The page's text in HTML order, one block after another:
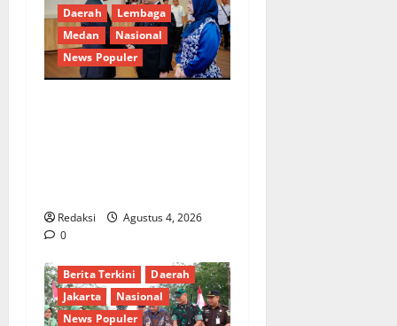
Daerah
Lembaga
Medan
Nasional
News Populer
Redaksi
Agustus 4, 2026
0
Berita Terkini
Daerah
Jakarta
Nasional
News Populer